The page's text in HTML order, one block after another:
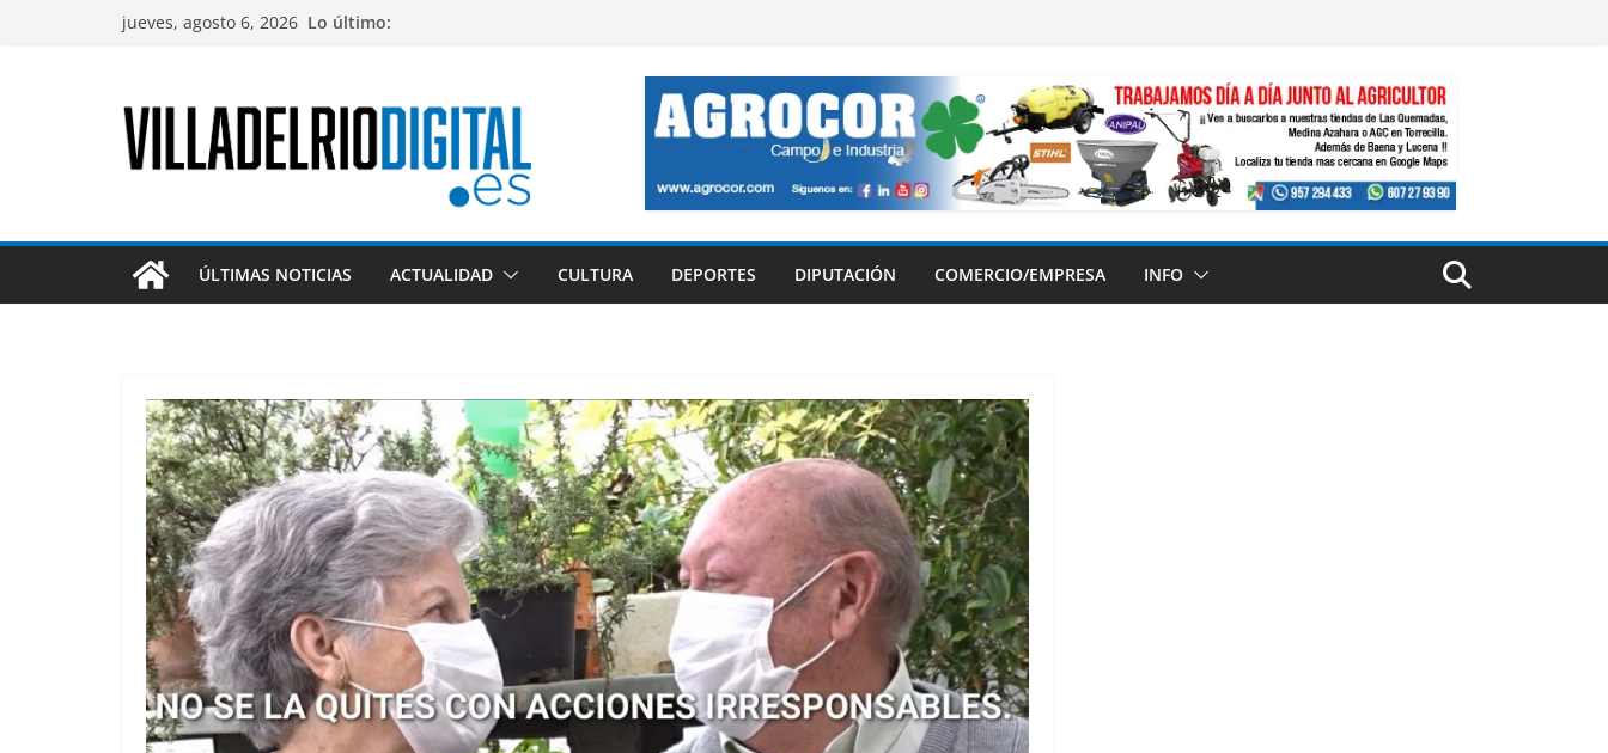
jueves, agosto 6, 2026 Lo último:
ÚLTIMAS NOTICIAS ACTUALIDAD CULTURA DEPORTES DIPUTACIÓN COMERCIO/EMPRESA INFO